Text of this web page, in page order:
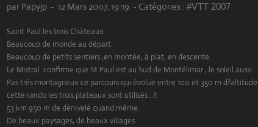
par Papyjp - 12 Mars 2007, 19:19 - Catégories : #VTT 2007
Saint Paul les trois Châteaux
Beaucoup de monde au départ.
Beaucoup de petits sentiers ,en montée, à plat, en descente.
Le Mistral confirme que St Paul est au Sud de Montélimar , le soleil aussi.
Pas très montagneux ce parcours qui évolue entre 100 et 350 m
cette rando les trois plateaux sont utilisés ..!!
53 km 950 m de dénivelé quand même.
De beaux paysages, de beaux villages